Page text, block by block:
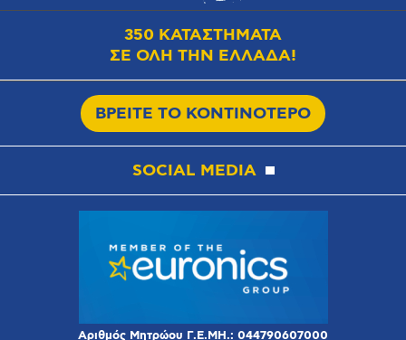
350 ΚΑΤΑΣΤΗΜΑΤΑ
ΣΕ ΟΛΗ ΤΗΝ ΕΛΛΑΔΑ!
ΒΡΕΙΤΕ ΤΟ ΚΟΝΤΙΝΟΤΕΡΟ
SOCIAL MEDIA